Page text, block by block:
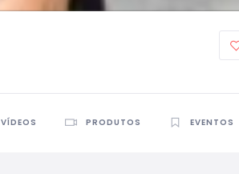
VÍDEOS PRODUTOS EVENTOS